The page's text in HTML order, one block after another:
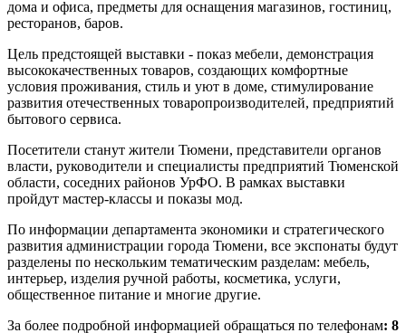
дома и офиса, предметы для оснащения магазинов, гостиниц,
ресторанов, баров.
Цель предстоящей выставки - показ мебели, демонстрация
высококачественных товаров, создающих комфортные
условия проживания, стиль и уют в доме, стимулирование
развития отечественных товаропроизводителей, предприятий
бытового сервиса.
Посетители станут жители Тюмени, представители органов
власти, руководители и специалисты предприятий Тюменской
области, соседних районов УрФО. В рамках выставки
пройдут мастер-классы и показы мод.
По информации департамента экономики и стратегического
развития администрации города Тюмени, все экспонаты будут
разделены по нескольким тематическим разделам: мебель,
интерьер, изделия ручной работы, косметика, услуги,
общественное питание и многие другие.
За более подробной информацией обращаться по телефонам: 8